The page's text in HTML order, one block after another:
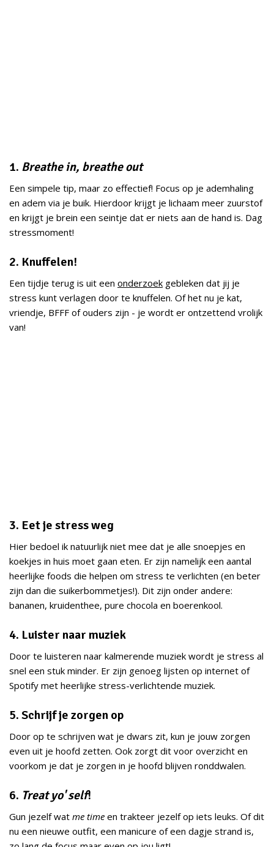
1. Breathe in, breathe out
Een simpele tip, maar zo effectief! Focus op je ademhaling
en adem via je buik. Hierdoor krijgt je lichaam meer zuurstof
en krijgt je brein een seintje dat er niets aan de hand is. Dag
stressmoment!
2. Knuffelen!
Een tijdje terug is uit een onderzoek gebleken dat jij je
stress kunt verlagen door te knuffelen. Of het nu je kat,
vriendje, BFFF of ouders zijn - je wordt er ontzettend vrolijk
van!
3. Eet je stress weg
Hier bedoel ik natuurlijk niet mee dat je alle snoepjes en
koekjes in huis moet gaan eten. Er zijn namelijk een aantal
heerlijke foods die helpen om stress te verlichten (en beter
zijn dan die suikerbommetjes!). Dit zijn onder andere:
bananen, kruidenthee, pure chocola en boerenkool.
4. Luister naar muziek
Door te luisteren naar kalmerende muziek wordt je stress al
snel een stuk minder. Er zijn genoeg lijsten op internet of
Spotify met heerlijke stress-verlichtende muziek.
5. Schrijf je zorgen op
Door op te schrijven wat je dwars zit, kun je jouw zorgen
even uit je hoofd zetten. Ook zorgt dit voor overzicht en
voorkom je dat je zorgen in je hoofd blijven ronddwalen.
6. Treat yo' self!
Gun jezelf wat me time en trakteer jezelf op iets leuks. Of dit
nu een nieuwe outfit, een manicure of een dagje strand is,